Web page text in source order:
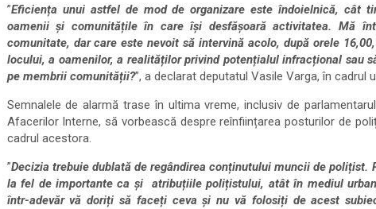
”Eficiența unui astfel de mod de organizare este îndoielnică, cât
oamenii și comunitățile în care își desfășoară activitatea. Mă
comunitate, dar care este nevoit să intervină acolo, după orele
locului, a oamenilor, a realităților privind potențialul infracțional sau
pe membrii comunității?”, a declarat deputatul Vasile Varga, în cadrul
Semnalele de alarmă trase în ultima vreme, inclusiv de
Afacerilor Interne, să vorbească despre reînființarea posturilor de
cadrul acestora.
”Decizia trebuie dublată de regândirea conținutului muncii de
la fel de importante ca și atribuțiile polițistului, atât în mediul
într-adevăr vă doriți să faceți ceva și nu vă folosiți de acest